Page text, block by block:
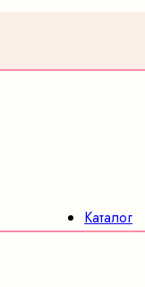
Каталог